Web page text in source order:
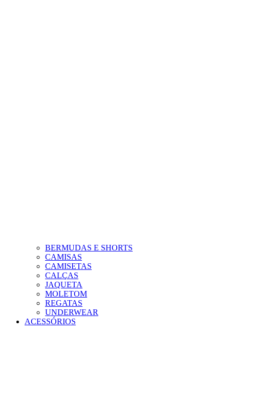
BERMUDAS E SHORTS
CAMISAS
CAMISETAS
CALÇAS
JAQUETA
MOLETOM
REGATAS
UNDERWEAR
ACESSÓRIOS